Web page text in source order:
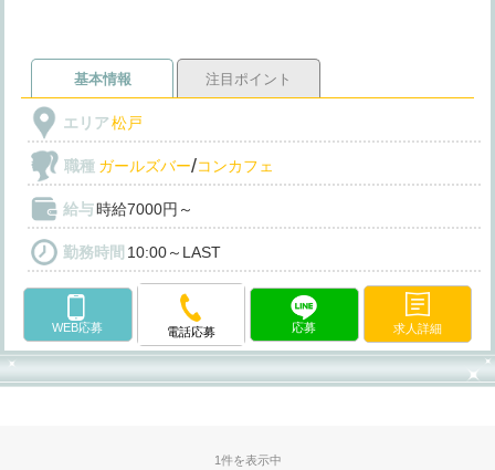
基本情報 注目ポイント
エリア松戸
職種 ガールズバー/コンカフェ
給与時給7000円～
勤務時間 10:00～LAST
WEB応募 電話応募 応募 求人詳細
1件を表示中